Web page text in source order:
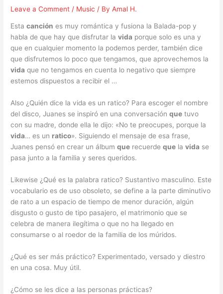
Leave a Comment / Music / ByAmal H.
Estacanción es muy romántica y fusiona la Balada-pop y
habla de que hay que disfrutar lavida porque solo es una y
que en cualquier momento la podemos perder, también dice
que disfrutemos lo poco que tengamos, que aprovechemos la
vida que no tengamos en cuenta lo negativo que siempre
estemos dispuestos a recibir el …
Also ¿Quién dice la vida es un ratico? Para escoger el nombre
del disco, Juanes se inspiró en una conversaciónque tuvo
con su madre, donde ella le dijo: «No te preocupes, porque la
vida… es un ratico». Siguiendo el mensaje de esa frase,
Juanes pensó en crear un álbumque recuerdeque lavida se
pasa junto a la familia y seres queridos.
Likewise ¿Qué es la palabra ratico? Sustantivo masculino. Este
vocabulario es de uso obsoleto, se define a la parte diminutivo
de rato a un espacio de tiempo de menor duración, algún
disgusto o gusto de tipo pasajero, el matrimonio que se
celebra de manera ilegítima o que no ha llegado en
consumarse o al roedor de la familia de los múridos.
¿Qué es ser más práctico? Experimentado, versado y diestro
en una cosa. Muy útil.
¿Cómo se les dice a las personas prácticas?